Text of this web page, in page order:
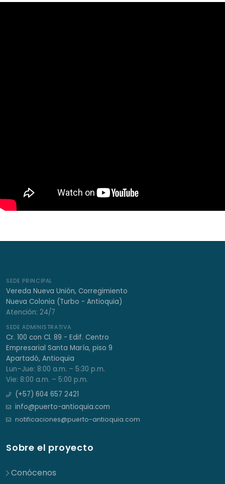
SEDE PRINCIPAL
Vereda Nueva Unión, Corregimiento
Nueva Colonia (Turbo - Antioquia)
Atención: 24/7
SEDE ADMINISTRATIVA
Cr. 100 con Cl. 89 - Edif. Centro
Empresarial Santa María, piso 9
Apartadó, Antioquia
Lun–Jue: 8:00 a.m. – 5:30 p.m.
Vie: 8:00 a.m. – 5:00 p.m.
(+57) 604 657 2421
info@puerto-antioquia.com
notificaciones@puerto-antioquia.com
Sobre el proyecto
Conócenos